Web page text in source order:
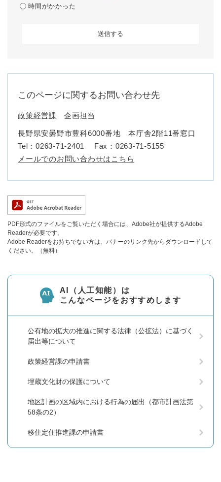
時間がかかった
このページに関するお問い合わせ先
政策経営課 企画担当
長野県安曇野市豊科6000番地 本庁舎2階11番窓口
Tel：0263-71-2401
Fax：0263-71-5155
メールでのお問い合わせはこちら
PDF形式のファイルをご覧いただく場合には、Adobe社が提供するAdobe
Readerが必要です。
Adobe Readerをお持ちでない方は、バナーのリンク先からダウンロードして
ください。（無料）
AI（人工知能）は
こんなページをおすすめします
公有地の拡大の推進に関する法律（公拡法）に基づく
届出等について
政策経営課の申請書
埋蔵文化財の保護について
地区計画の区域内における行為の届出（都市計画法第
58条の2）
移住定住推進課の申請書